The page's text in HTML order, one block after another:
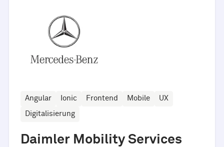
Angular Ionic Frontend Mobile UX
Digitalisierung
Daimler Mobility Services